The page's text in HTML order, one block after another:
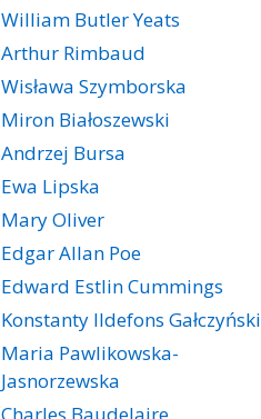
William Butler Yeats
Arthur Rimbaud
Wisława Szymborska
Miron Białoszewski
Andrzej Bursa
Ewa Lipska
Mary Oliver
Edgar Allan Poe
Edward Estlin Cummings
Konstanty Ildefons Gałczyński
Maria Pawlikowska-
Jasnorzewska